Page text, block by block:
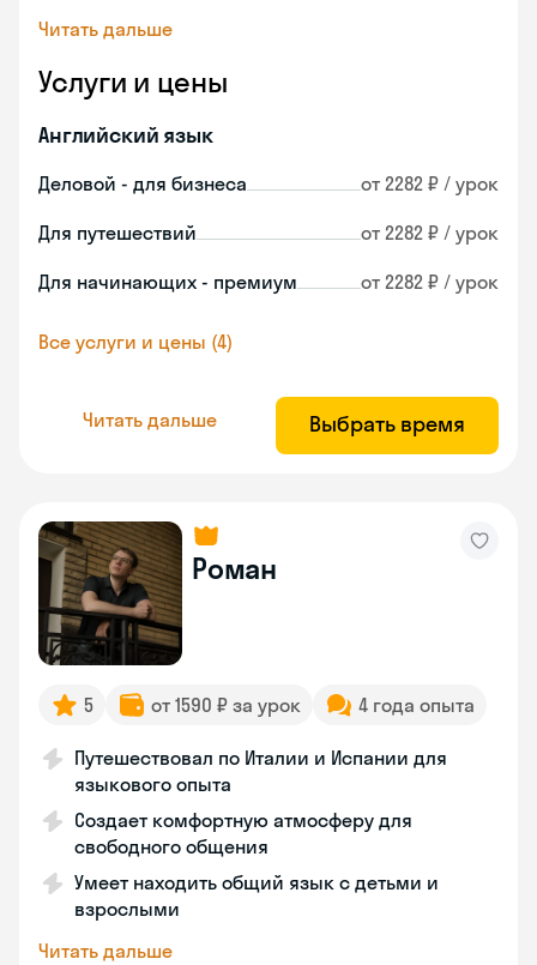
Читать дальше
Услуги и цены
Английский язык
Деловой - для бизнеса от 2282 ₽ / урок
Для путешествий от 2282 ₽ / урок
Для начинающих - премиум от 2282 ₽ / урок
Все услуги и цены (4)
Читать дальше Выбрать время
Роман
5 от 1590 ₽ за урок 4 года опыта
Путешествовал по Италии и Испании для
языкового опыта
Создает комфортную атмосферу для
свободного общения
Умеет находить общий язык с детьми и
взрослыми
Читать дальше